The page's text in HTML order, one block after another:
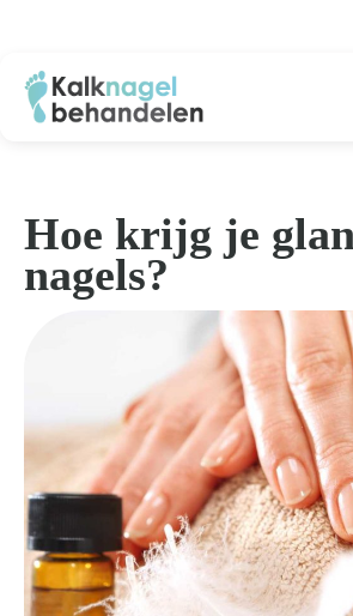
Middelen kalknagels
Kennisbank
Over ons
Kom van je kalknagels
Hoe krijg je
nagels?